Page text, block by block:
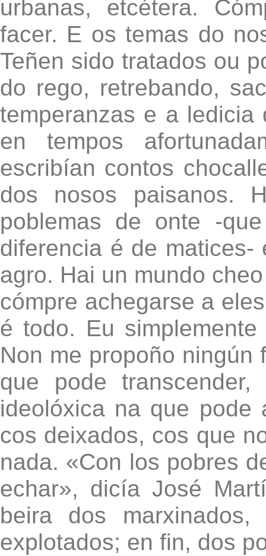
urbanas, etcétera.
facer. E os temas do
Teñen sido tratados ou
do rego, retrebando,
temperanzas e a
en tempos
escribían contos
dos nosos paisanos.
poblemas de onte -
diferencia é de
agro. Hai un mundo
cómpre achegarse a
é todo. Eu
Non me propoño
que pode
ideolóxica na que pode
cos deixados, cos que
nada. «Con los pobres
echar», dicía José
beira dos
explotados; en fin, dos